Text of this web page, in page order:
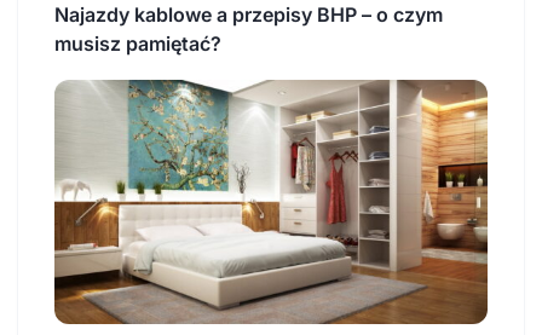
Najazdy kablowe a przepisy BHP – o czym
musisz pamiętać?